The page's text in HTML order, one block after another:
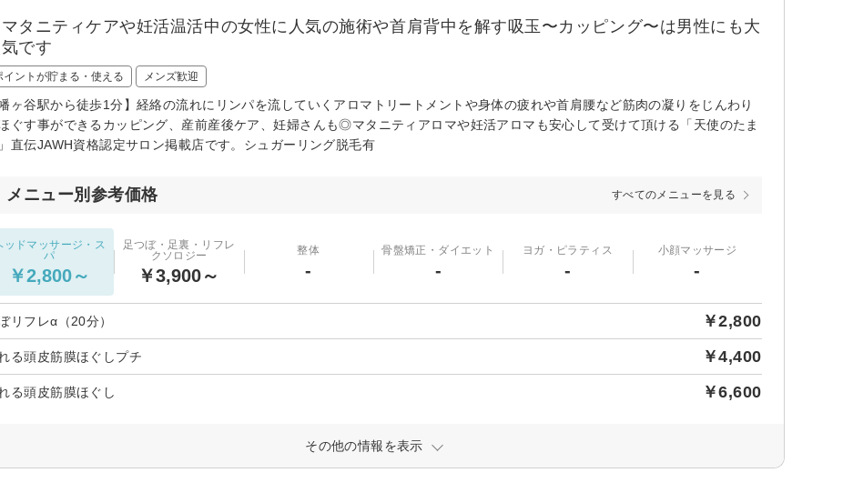
タニティケアや妊活温活中の女性に人気の施術や首肩背中を解す吸玉〜カッピング〜は男性にも大
気です
イントが貯まる・使える メンズ歓迎
幡ヶ谷駅から徒歩1分】経絡の流れにリンパを流していくアロマトリートメントや身体の疲れや首肩腰など筋肉の凝りをじんわり
ぐす事ができるカッピング、産前産後ケア、妊婦さんも◎マタニティアロマや妊活アロマも安心して受けて頂ける「天使のたま
直伝JAWH資格認定サロン掲載店です。シュガーリング脱毛有
メニュー別参考価格 すべてのメニューを見る
ッドマッサージ・ス
パ
￥2,800～
足つぼ・足裏・リフレ
クソロジー
￥3,900～
整体
-
骨盤矯正・ダイエット
-
ヨガ・ピラティス
-
小顔マッサージ
-
リフレα（20分） ￥2,800
る頭皮筋膜ほぐしプチ ￥4,400
る頭皮筋膜ほぐし ￥6,600
その他の情報を表示